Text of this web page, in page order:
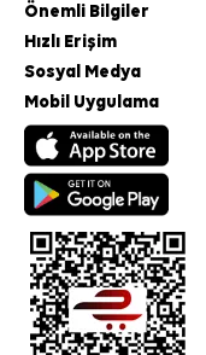
Önemli Bilgiler
Hızlı Erişim
Sosyal Medya
Mobil Uygulama